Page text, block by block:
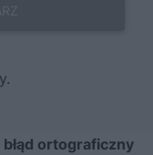
ortograficzny